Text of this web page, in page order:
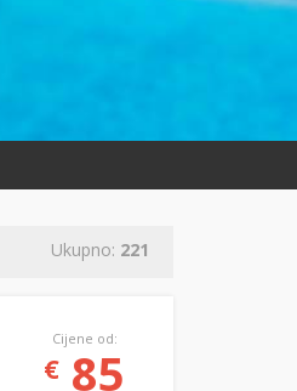
Ukupno: 221
Cijene od:
€ 85